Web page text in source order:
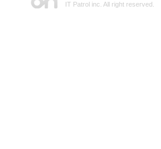
IT Patrol inc. All right reserved.